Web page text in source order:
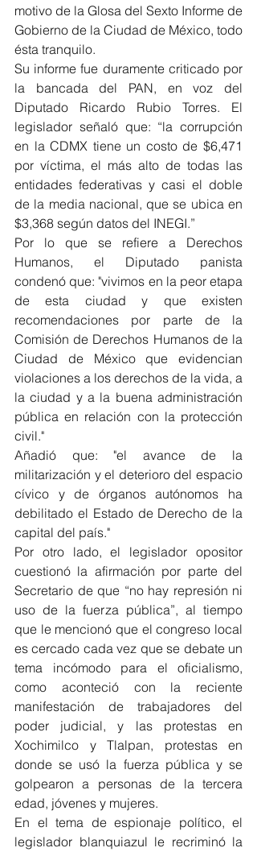
motivo de la Glosa del Sexto Informe de
Gobierno de la Ciudad de México, todo
ésta tranquilo.
Su informe fue duramente criticado por
la bancada del PAN, en voz del
Diputado Ricardo Rubio Torres. El
legislador señaló que: “la corrupción
en la CDMX tiene un costo de $6,471
por víctima, el más alto de todas las
entidades federativas y casi el doble
de la media nacional, que se ubica en
$3,368 según datos del INEGI.”
Por lo que se refiere a Derechos
Humanos, el Diputado panista
condenó que: "vivimos en la peor etapa
de esta ciudad y que existen
recomendaciones por parte de la
Comisión de Derechos Humanos de la
Ciudad de México que evidencian
violaciones a los derechos de la vida, a
la ciudad y a la buena administración
pública en relación con la protección
civil."
Añadió que: "el avance de la
militarización y el deterioro del espacio
cívico y de órganos autónomos ha
debilitado el Estado de Derecho de la
capital del país."
Por otro lado, el legislador opositor
cuestionó la afirmación por parte del
Secretario de que “no hay represión ni
uso de la fuerza pública”, al tiempo
que le mencionó que el congreso local
es cercado cada vez que se debate un
tema incómodo para el oficialismo,
como aconteció con la reciente
manifestación de trabajadores del
poder judicial, y las protestas en
Xochimilco y Tlalpan, protestas en
donde se usó la fuerza pública y se
golpearon a personas de la tercera
edad, jóvenes y mujeres.
En el tema de espionaje político, el
legislador blanquiazul le recriminó la